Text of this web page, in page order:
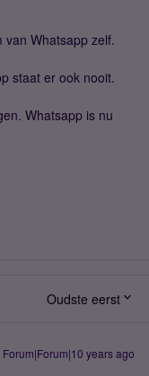
van Whatsapp zelf.
staat er ook nooit.
Whatsapp is nu
Oudste eerst
Forum|Forum|10 years ago